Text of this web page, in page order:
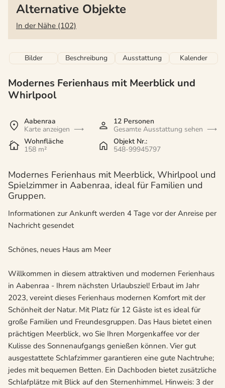
Alternative Objekte
In der Nähe (102)
Bilder Beschreibung Ausstattung Kalender
Modernes Ferienhaus mit Meerblick und
Whirlpool
Aabenraa
Karte anzeigen
12 Personen
Gesamte Ausstattung sehen
Wohnfläche
158 m²
Objekt Nr.:
548-99945797
Modernes Ferienhaus mit Meerblick, Whirlpool und
Spielzimmer in Aabenraa, ideal für Familien und
Gruppen.
Informationen zur Ankunft werden 4 Tage vor der Anreise per
Nachricht gesendet
Schönes, neues Haus am Meer
Willkommen in diesem attraktiven und modernen Ferienhaus
in Aabenraa - Ihrem nächsten Urlaubsziel! Erbaut im Jahr
2023, vereint dieses Ferienhaus modernen Komfort mit der
Schönheit der Natur. Mit Platz für 12 Gäste ist es ideal für
große Familien und Freundesgruppen. Das Haus bietet einen
prächtigen Meerblick, wo Sie Ihren Morgenkaffee vor der
Kulisse des Sonnenaufgangs genießen können. Vier gut
ausgestattete Schlafzimmer garantieren eine gute Nachtruhe;
jedes mit bequemen Betten. Ein Dachboden bietet zusätzliche
Schlafplätze mit Blick auf den Sternenhimmel. Hinweis: 3 der